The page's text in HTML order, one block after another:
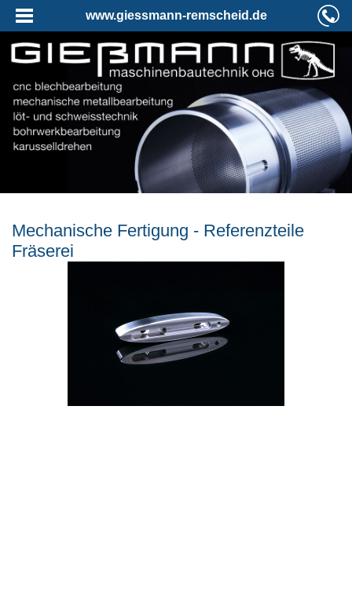
www.giessmann-remscheid.de
Mechanische Fertigung - Referenzteile
Fräserei